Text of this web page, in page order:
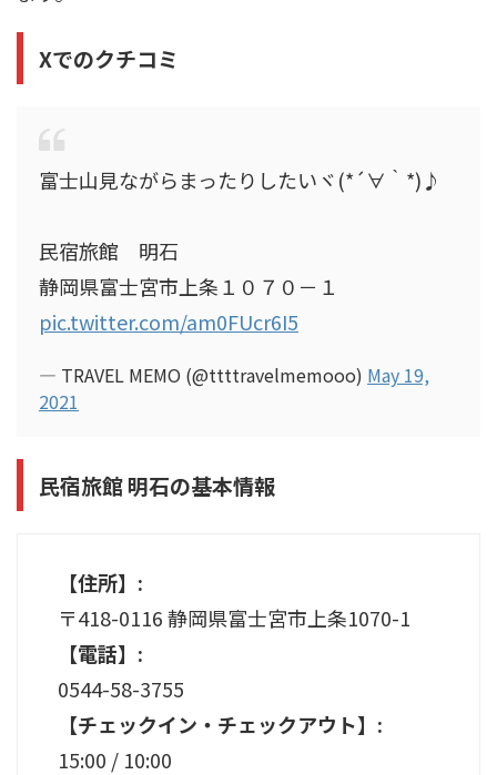
Xでのクチコミ
富士山見ながらまったりしたいヾ(*´∀｀*)♪
民宿旅館 明石
静岡県富士宮市上条１０７０－１
pic.twitter.com/am0FUcr6I5
— TRAVEL MEMO (@ttttravelmemooo) May 19,
2021
民宿旅館 明石の基本情報
【住所】:
〒418-0116静岡県富士宮市上条1070-1
【電話】:
0544-58-3755
【チェックイン・チェックアウト】:
15:00 / 10:00